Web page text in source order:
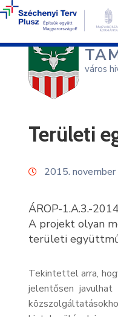
+36 74 570 800
város
Területi
2015. november
ÁROP-1.A.3.-
A projekt olyan
területi
Tekintettel arra,
jelentősen